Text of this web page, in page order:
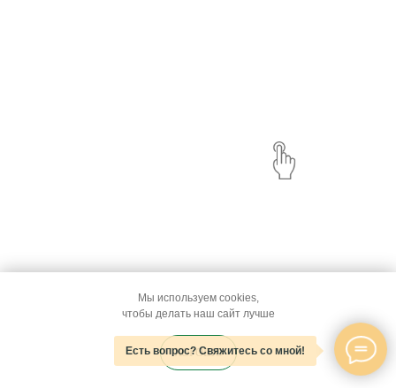
Мы используем cookies,
чтобы делать наш сайт лучше
ХОРОШО
Есть вопрос? Свяжитесь со мной!